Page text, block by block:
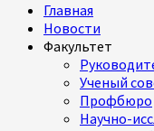
Главная
Новости
Факультет
Ученый
Профбюро
Научно-